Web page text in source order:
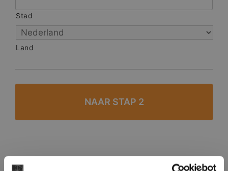
Stad
Land
#1 in de categorie vloeren op Trustpilot